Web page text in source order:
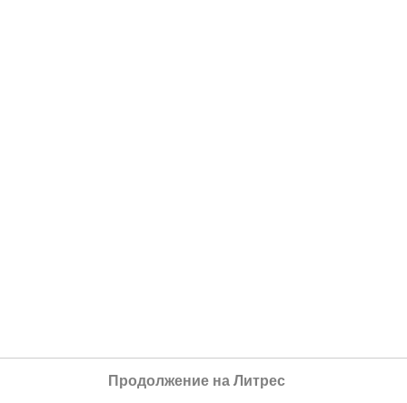
Продолжение на Литрес